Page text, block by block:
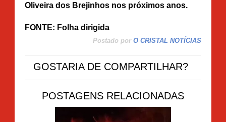
Oliveira dos Brejinhos nos próximos anos.
FONTE: Folha dirigida
Postado por O CRISTAL NOTÍCIAS
GOSTARIA DE COMPARTILHAR?
POSTAGENS RELACIONADAS